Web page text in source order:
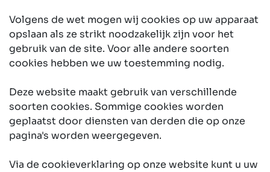
Volgens de wet mogen wij cookies op uw apparaat
opslaan als ze strikt noodzakelijk zijn voor het
gebruik van de site. Voor alle andere soorten
cookies hebben we uw toestemming nodig.
Deze website maakt gebruik van verschillende
soorten cookies. Sommige cookies worden
geplaatst door diensten van derden die op onze
pagina's worden weergegeven.
Via de cookieverklaring op onze website kunt u uw